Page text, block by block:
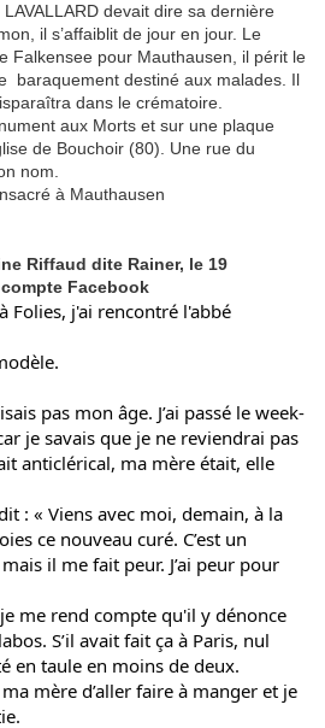
devait dire sa dernière
il s’affaiblit de jour en jour. Le
Falkensee pour Mauthausen, il périt le
baraquement destiné aux malades. Il
dans le crématoire.
aux Morts et sur une plaque
de Bouchoir (80). Une rue du
nom.
à Mauthausen
Riffaud dite Rainer, le 19
Facebook
Folies, j'ai rencontré l'abbé
pas mon âge. J’ai passé le week-
je savais que je ne reviendrai pas
anticlérical, ma mère était, elle
: « Viens avec moi, demain, à la
ce nouveau curé. C’est un
il me fait peur. J’ai peur pour
me rend compte qu'il y dénonce
S’il avait fait ça à Paris, nul
en taule en moins de deux.
mère d’aller faire à manger et je